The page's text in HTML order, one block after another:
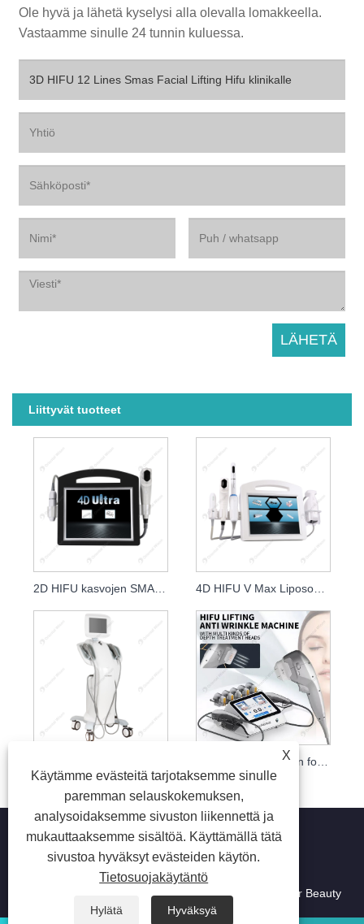
Ole hyvä ja lähetä kyselysi alla olevalla lomakkeella.
Vastaamme sinulle 24 tunnin kuluessa.
Liittyvät tuotteet
2D HIFU kasvojen SMAS Lifting Wrinkle Removal Salon Machine
X
Käytämme evästeitä tarjotaksemme sinulle
paremman selauskokemuksen,
analysoidaksemme sivuston liikennettä ja
mukauttaaksemme sisältöä. Käyttämällä tätä
sivustoa hyväksyt evästeiden käytön.
Tietosuojakäytäntö
Hylätä Hyväksyä
Copyright © 2023 Beijing Oriental Wison Technology
Co.,Limited - Laserkarvojen poisto, karvanpoisto, Laser Beauty
Machine - Kaikki oikeudet pidätetään.